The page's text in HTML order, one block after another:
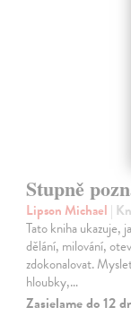
Stupně
Lipson Michael |
Tato kniha ukazuje,
dělání, milování,
zdokonalovat.
hloubky,…
Zasielame do 12